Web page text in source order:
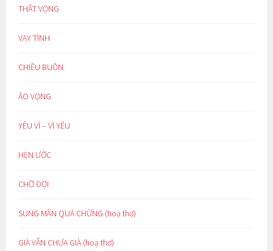
THẤT VỌNG
VAY TÌNH
CHIỀU BUỒN
ẢO VỌNG
YÊU VÌ – VÌ YÊU
HẸN ƯỚC
CHỜ ĐỢI
SUNG MÃN QUÁ CHỪNG (hoạ thơ)
GIÀ VẪN CHƯA GIÀ (hoạ thơ)